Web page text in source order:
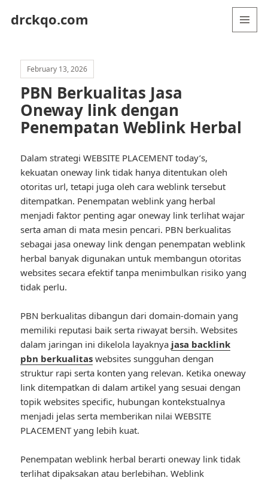
drckqo.com
February 13, 2026
PBN Berkualitas Jasa
Oneway link dengan
Penempatan Weblink Herbal
Dalam strategi WEBSITE PLACEMENT today’s,
kekuatan oneway link tidak hanya ditentukan oleh
otoritas url, tetapi juga oleh cara weblink tersebut
ditempatkan. Penempatan weblink yang herbal
menjadi faktor penting agar oneway link terlihat wajar
serta aman di mata mesin pencari. PBN berkualitas
sebagai jasa oneway link dengan penempatan weblink
herbal banyak digunakan untuk membangun otoritas
websites secara efektif tanpa menimbulkan risiko yang
tidak perlu.
PBN berkualitas dibangun dari domain-domain yang
memiliki reputasi baik serta riwayat bersih. Websites
dalam jaringan ini dikelola layaknya jasa backlink
pbn berkualitas websites sungguhan dengan
struktur rapi serta konten yang relevan. Ketika oneway
link ditempatkan di dalam artikel yang sesuai dengan
topik websites specific, hubungan kontekstualnya
menjadi jelas serta memberikan nilai WEBSITE
PLACEMENT yang lebih kuat.
Penempatan weblink herbal berarti oneway link tidak
terlihat dipaksakan atau berlebihan. Weblink